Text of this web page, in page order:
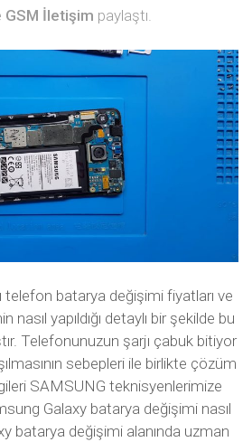
GSM İletişim paylaştı.
telefon batarya değişimi fiyatları ve
nasıl yapıldığı detaylı bir şekilde bu
Telefonunuzun şarjı çabuk bitiyor
sebepleri ile birlikte çözüm
SAMSUNG teknisyenlerimize
Galaxy batarya değişimi nasıl
batarya değişimi alanında uzman